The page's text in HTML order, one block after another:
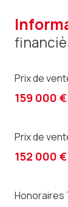
Prix de
159 000 €
Prix de
152 000 €
Honoraires